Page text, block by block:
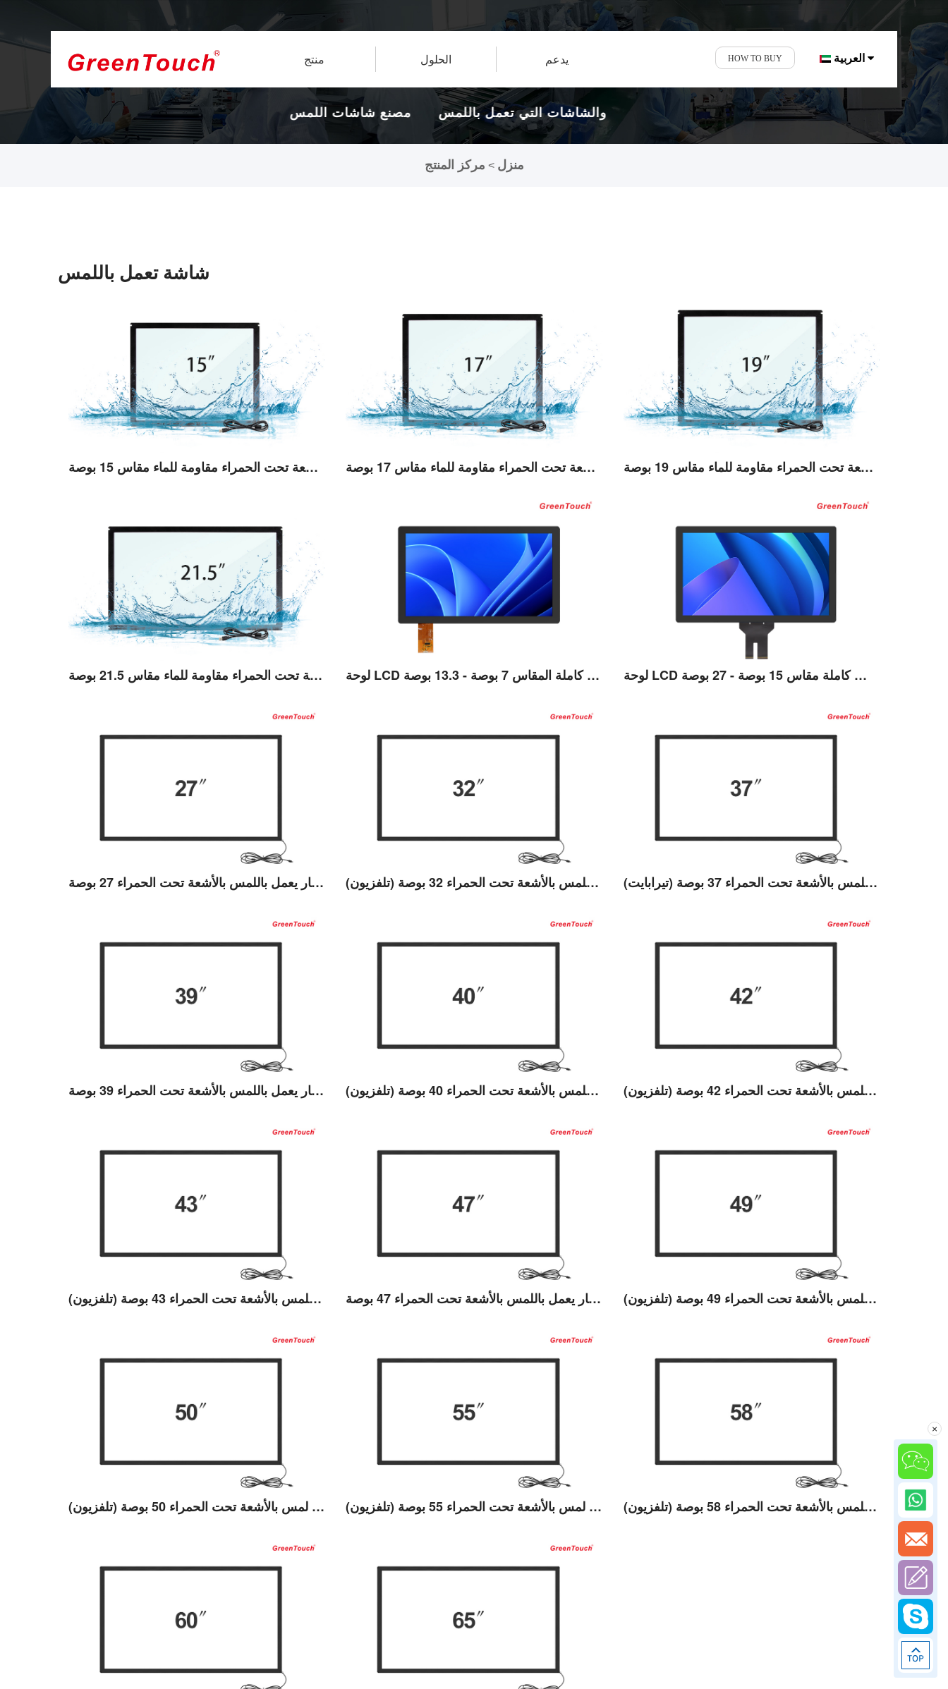
منتج الحلول يدعم العربية HOW TO BUY
مصنع
مصنع شاشات اللمس والشاشات التي تعمل باللمس
لمدة 16 عاماً.
مصنع شاشات اللمس والشاشات التي تعمل باللمس
لمدة 16 عاماً.
منزل > مركز المنتج
شاشة تعمل باللمس
عرض التفاصيل
شاشة تعمل باللمس بالأشعة تحت الحمراء مقاومة للماء مقاس 15 بوصة (TE)
عرض التفاصيل
شاشة تعمل باللمس بالأشعة تحت الحمراء مقاومة للماء مقاس 17 بوصة (TE)
عرض التفاصيل
شاشة تعمل باللمس بالأشعة تحت الحمراء مقاومة للماء مقاس 19 بوصة (TE)
عرض التفاصيل
شاشة تعمل باللمس بالأشعة تحت الحمراء مقاومة للماء مقاس 21.5 بوصة (TE)
عرض التفاصيل
لوحة LCD تعمل باللمس كاملة المقاس 7 بوصة - 13.3 بوصة
عرض التفاصيل
لوحة LCD تعمل باللمس كاملة مقاس 15 بوصة - 27 بوصة
عرض التفاصيل
إطار يعمل باللمس بالأشعة تحت الحمراء 27 بوصة (TB)
عرض التفاصيل
إطار يعمل باللمس بالأشعة تحت الحمراء 32 بوصة (تلفزيون)
عرض التفاصيل
إطار يعمل باللمس بالأشعة تحت الحمراء 37 بوصة (تيرابايت)
عرض التفاصيل
إطار يعمل باللمس بالأشعة تحت الحمراء 39 بوصة (TB)
عرض التفاصيل
إطار يعمل باللمس بالأشعة تحت الحمراء 40 بوصة (تلفزيون)
عرض التفاصيل
إطار يعمل باللمس بالأشعة تحت الحمراء 42 بوصة (تلفزيون)
عرض التفاصيل
إطار يعمل باللمس بالأشعة تحت الحمراء 43 بوصة (تلفزيون)
عرض التفاصيل
إطار يعمل باللمس بالأشعة تحت الحمراء 47 بوصة (TB)
عرض التفاصيل
إطار يعمل باللمس بالأشعة تحت الحمراء 49 بوصة (تلفزيون)
عرض التفاصيل
إطار لمس بالأشعة تحت الحمراء 50 بوصة (تلفزيون)
عرض التفاصيل
إطار لمس بالأشعة تحت الحمراء 55 بوصة (تلفزيون) إطار يعمل باللمس بالأشعة تحت الحمراء 58 بوصة (تلفزيون)
×